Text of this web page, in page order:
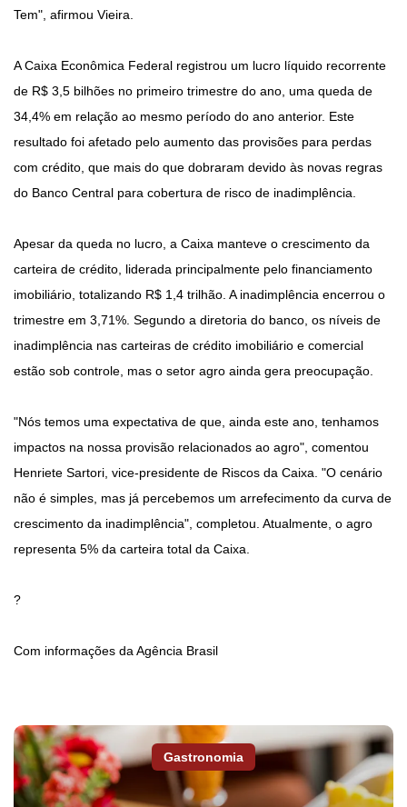
Tem", afirmou Vieira.
A Caixa Econômica Federal registrou um lucro líquido recorrente
de R$ 3,5 bilhões no primeiro trimestre do ano, uma queda de
34,4% em relação ao mesmo período do ano anterior. Este
resultado foi afetado pelo aumento das provisões para perdas
com crédito, que mais do que dobraram devido às novas regras
do Banco Central para cobertura de risco de inadimplência.
Apesar da queda no lucro, a Caixa manteve o crescimento da
carteira de crédito, liderada principalmente pelo financiamento
imobiliário, totalizando R$ 1,4 trilhão. A inadimplência encerrou o
trimestre em 3,71%. Segundo a diretoria do banco, os níveis de
inadimplência nas carteiras de crédito imobiliário e comercial
estão sob controle, mas o setor agro ainda gera preocupação.
"Nós temos uma expectativa de que, ainda este ano, tenhamos
impactos na nossa provisão relacionados ao agro", comentou
Henriete Sartori, vice-presidente de Riscos da Caixa. "O cenário
não é simples, mas já percebemos um arrefecimento da curva de
crescimento da inadimplência", completou. Atualmente, o agro
representa 5% da carteira total da Caixa.
?
Com informações da Agência Brasil
Gastronomia